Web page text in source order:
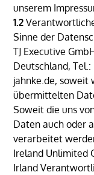
unserem
1.2
Sinne der
TJ Executive
Deutschland, Tel.:
jahnke.de, soweit
übermittelten
Soweit die uns
Daten auch oder
verarbeitet
Ireland Unlimited
Irland